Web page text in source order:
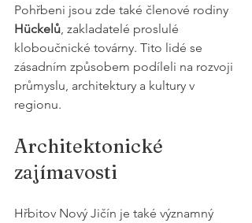
Pohřbeni jsou zde také členové rodiny
Hückelů, zakladatelé proslulé
kloboučnické továrny. Tito lidé se
zásadním způsobem podíleli na rozvoji
průmyslu, architektury a kultury v
regionu.
Architektonické
zajímavosti
Hřbitov Nový Jičín je také významný